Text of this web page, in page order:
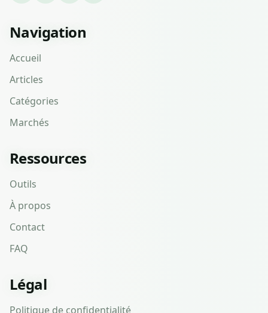
Navigation
Accueil
Articles
Catégories
Marchés
Ressources
Outils
À propos
Contact
FAQ
Légal
Politique de confidentialité